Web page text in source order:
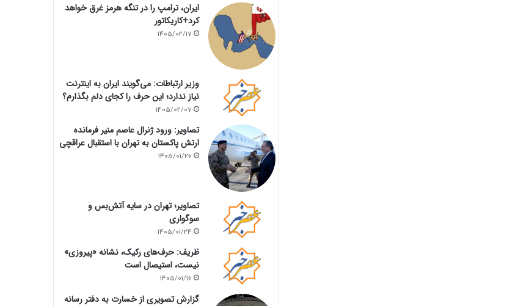
ایران، ترامپ را در تنگه هرمز غرق خواهد
کرد+کاریکاتور
1405/02/17
وزیر ارتباطات: می‌گویند ایران به اینترنت
نیاز ندارد؛ این حرف را کجای دلم بگذارم؟
1405/02/07
تصاویر: ورود ژنرال عاصم منیر فرمانده
ارتش پاکستان به تهران با استقبال عراقچی
1405/01/26
تصاویر؛ تهران در سایه آتش‌بس و
سوگواری
1405/01/24
ظریف: حرف‌های رکیک، نشانه «پیروزی»
نیست، استیصال است
1405/01/16
گزارش تصویری از خسارت به دفتر رسانه